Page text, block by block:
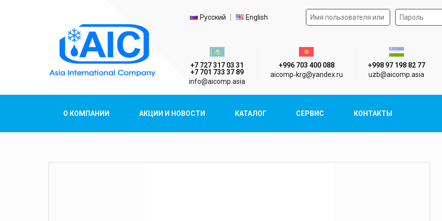
Выбор языка
Русский English Форма авторизации на
Казахстан г. Алматы
+7 727 317 03 31
+7 701 733 37 89
info@aicomp.asia
Киргизия г. Бишкек
+996 703 400 088
aicomp‑krg@yandex.ru
Узбекистан
+998 97 198 82 77
uzb@aicomp.asia
О КОМПАНИИ АКЦИИ И НОВОСТИ КАТАЛОГ СЕРВИС КОНТАКТЫ